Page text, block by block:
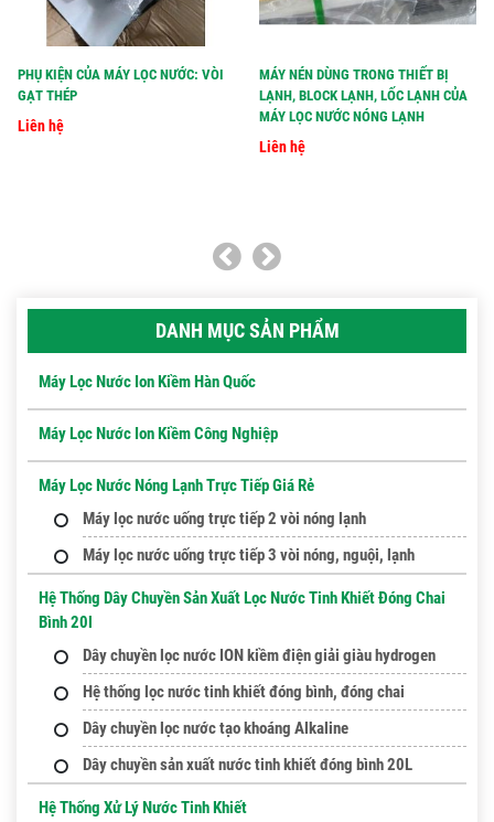
PHỤ KIỆN CỦA MÁY LỌC NƯỚC: VÒI
GẠT THÉP
Liên hệ
MÁY NÉN DÙNG TRONG THIẾT BỊ
LẠNH, BLOCK LẠNH, LỐC LẠNH CỦA
MÁY LỌC NƯỚC NÓNG LẠNH
Liên hệ
DANH MỤC SẢN PHẨM
Máy Lọc Nước Ion Kiềm Hàn Quốc
Máy Lọc Nước Ion Kiềm Công Nghiệp
Máy Lọc Nước Nóng Lạnh Trực Tiếp Giá Rẻ
Máy lọc nước uống trực tiếp 2 vòi nóng lạnh
Máy lọc nước uống trực tiếp 3 vòi nóng, nguội, lạnh
Hệ Thống Dây Chuyền Sản Xuất Lọc Nước Tinh Khiết Đóng Chai
Bình 20l
Dây chuyền lọc nước ION kiềm điện giải giàu hydrogen
Hệ thống lọc nước tinh khiết đóng bình, đóng chai
Dây chuyền lọc nước tạo khoáng Alkaline
Dây chuyền sản xuất nước tinh khiết đóng bình 20L
Hệ Thống Xử Lý Nước Tinh Khiết